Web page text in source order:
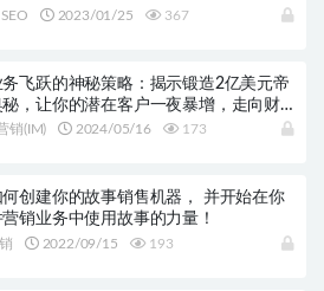
2023/01/25 367
务飞跃的神秘策略：揭示锻造2亿美元帝
秘，让你的潜在客户一夜暴增，走向财
路!
销(IM) 2024/05/16 173
创建你的故事销售机器， 并开始在你
销业务中使用故事的力量！
2022/09/15 193